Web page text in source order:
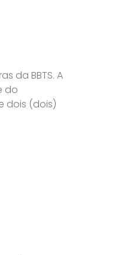
da BBTS. A
do
dois (dois)